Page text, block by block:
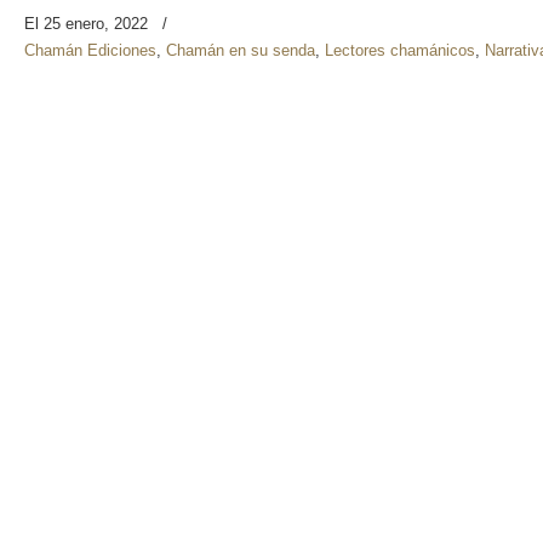
El 25 enero, 2022
/
Chamán Ediciones, Chamán en su senda, Lectores chamánicos,